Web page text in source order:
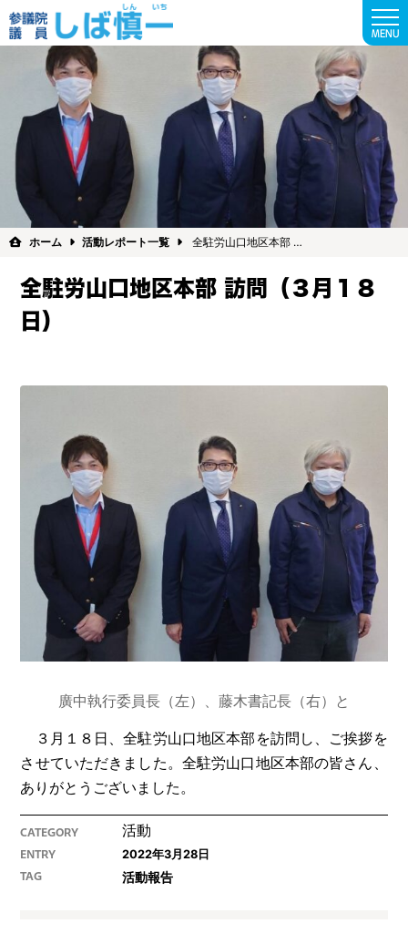
MENU
ホーム 活動レポート一覧 全駐労山口地区本部 …
全駐労山口地区本部 訪問（３月１８
日）
廣中執行委員長（左）、藤木書記長（右）と
３月１８日、全駐労山口地区本部を訪問し、ご挨拶を
させていただきました。全駐労山口地区本部の皆さん、
ありがとうございました。
CATEGORY 活動
ENTRY 2022年3月28日
TAG 活動報告